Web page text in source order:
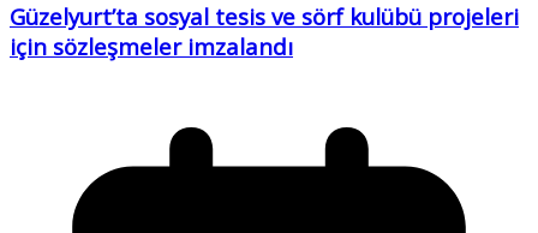
Güzelyurt’ta sosyal tesis ve sörf kulübü projeleri
için sözleşmeler imzalandı